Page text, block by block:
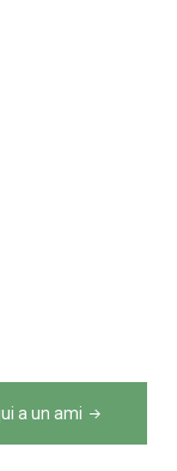
a un ami